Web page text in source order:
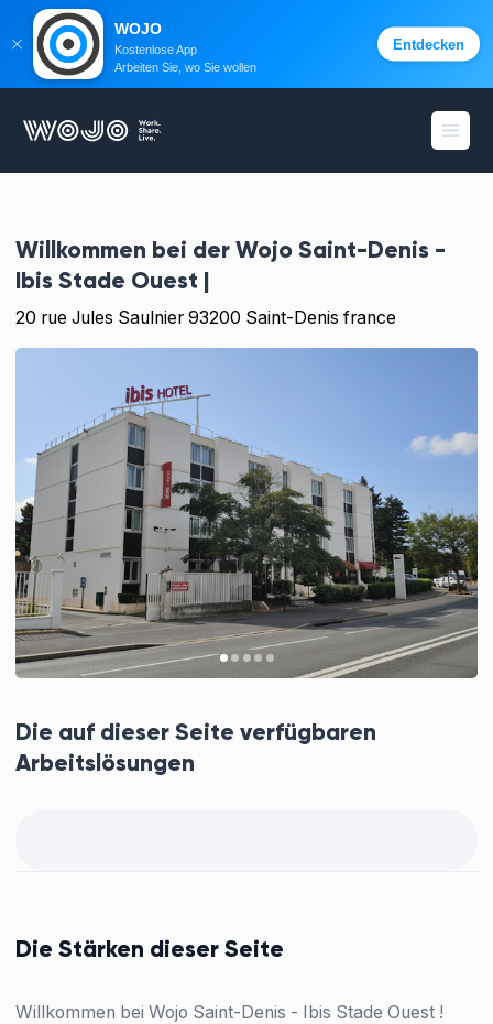
WOJO
Willkommen bei derWojo Saint-Denis -
Ibis Stade Ouest |
20 rue Jules Saulnier 93200 Saint-Denis france
Die auf dieser Seite verfügbaren
Arbeitslösungen
Die Stärken dieser Seite
Willkommen bei Wojo Saint-Denis - Ibis Stade Ouest !
WOJO
Kostenlose App
Arbeiten Sie, wo Sie wollen
Entdecken